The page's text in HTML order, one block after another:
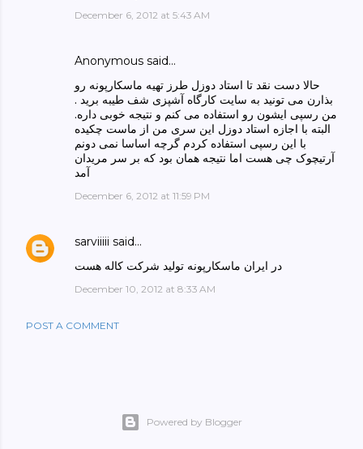
December 6, 2012 at 5:43 AM
Anonymous said…
حالا دست نقد تا استاد دوزل طرز تهیه ماسکارپونه رو
بذارن می تونید به سایت کارگاه آشپزی شف طیبه برید .
من رسپی ایشون رو استفاده می کنم و نتیجه خوبی داره.
البته با اجازه استاد دوزل این سری من از ماست چکیده
با این رسپی استفاده کردم گرچه اساسا نمی دونم
آرتیچوک چی هست اما نتیجه همان بود که بر سر مریدان
آمد
December 6, 2012 at 11:59 PM
sarviiiii said…
در ایران ماسکارپونه تولید شرکت کاله هست
December 10, 2012 at 8:33 AM
POST A COMMENT
Powered by Blogger